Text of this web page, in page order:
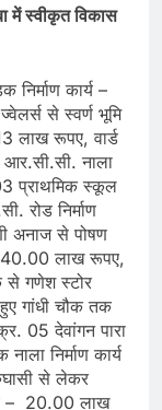
में स्वीकृत विकास
कार्य –
से स्वर्ण भूमि
लाख रूपए, वार्ड
आर.सी.सी. नाला
प्राथमिक स्कूल
रोड निर्माण
अनाज से पोषण
40.00 लाख रूपए,
से गणेश स्टोर
गांधी चौक तक
05 देवांगन पारा
निर्माण कार्य
से लेकर
– 20.00 लाख